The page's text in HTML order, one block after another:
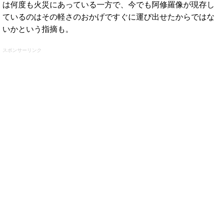
は何度も火災にあっている一方で、今でも阿修羅像が現存し
ているのはその軽さのおかげですぐに運び出せたからではな
いかという指摘も。
スポンサーリンク